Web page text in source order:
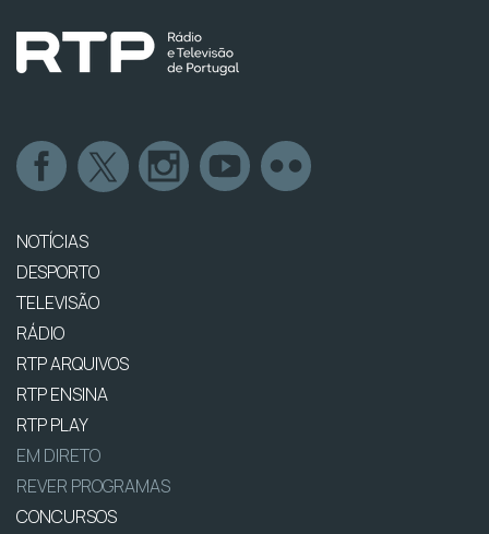
NOTÍCIAS
DESPORTO
TELEVISÃO
RÁDIO
RTP ARQUIVOS
RTP ENSINA
RTP PLAY
EM DIRETO
REVER PROGRAMAS
CONCURSOS